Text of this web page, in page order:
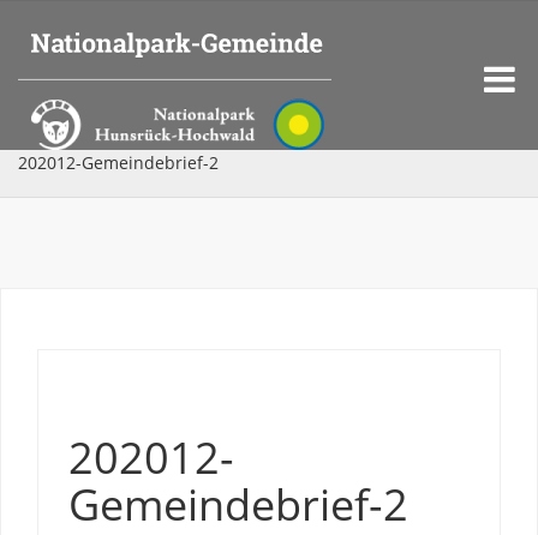
202012-Gemeindebrief-2
202012-
Gemeindebrief-2